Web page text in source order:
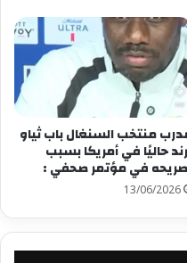
منتخب السنغال باب ثياو
حاليًا في أمريكا بسبب
في مؤتمر صحفي :
13/06/2026